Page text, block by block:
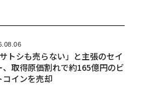
サトシも売らない」と主張のセイ
、取得原価割れで約165億円のビ
コインを売却